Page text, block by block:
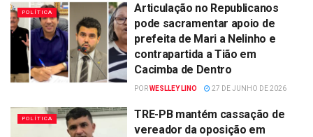
POLÍTICA
Articulação no Republicanos
pode sacramentar apoio de
prefeita de Mari a Nelinho e
contrapartida a Tião em
Cacimba de Dentro
PORWESLLEY LINO 27 DE JUNHO DE 2026
POLÍTICA
TRE-PB mantém cassação de
vereador da oposição em